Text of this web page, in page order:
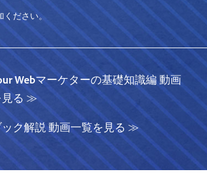
ください。
Webマーケターの基礎知識編 動画
見る ≫
ク解説 動画一覧を見る ≫